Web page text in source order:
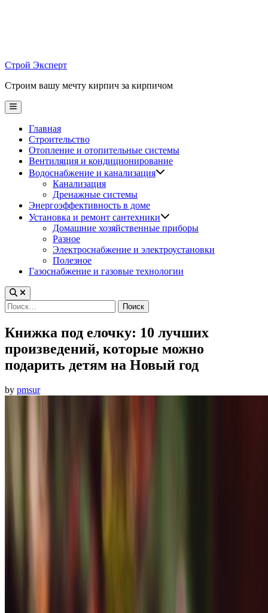
Строй Эксперт
Строим вашу мечту кирпич за кирпичом
Main
Menu
Главная
Строительство
Отопление и отопительные системы
Вентиляция и кондиционирование
Водоснабжение и канализация
Канализация
Дренажные системы
Энергоэффективность в доме
Установка и ремонт сантехники
Домашние хозяйственные приборы
Разное
Электроснабжение и электроустановки
Полезное
Газоснабжение и газовые технологии
Найти:
Книжка под елочку: 10 лучших
произведений, которые можно
подарить детям на Новый год
by pmsur